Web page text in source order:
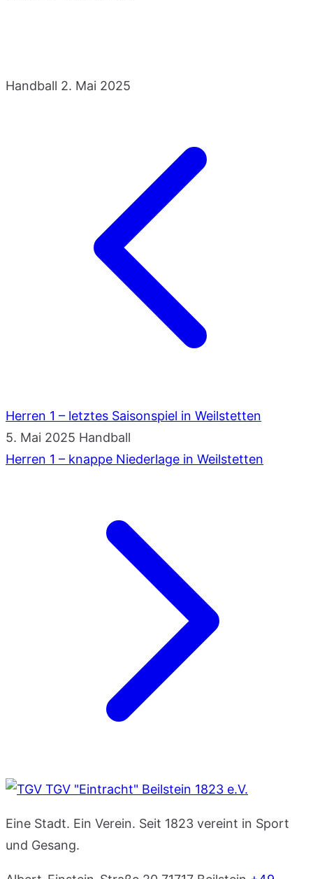
Handball 2. Mai 2025
Herren 1 – letztes Saisonspiel in Weilstetten
5. Mai 2025 Handball
Herren 1 – knappe Niederlage in Weilstetten
TGV "Eintracht" Beilstein 1823 e.V.
Eine Stadt. Ein Verein. Seit 1823 vereint in Sport
und Gesang.